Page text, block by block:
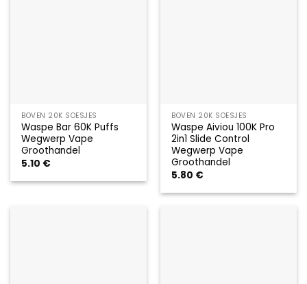
BOVEN 20K SOESJES
Waspe Bar 60K Puffs
Wegwerp Vape
Groothandel
5.10 €
BOVEN 20K SOESJES
Waspe Aiviou 100K Pro
2in1 Slide Control
Wegwerp Vape
Groothandel
5.80 €